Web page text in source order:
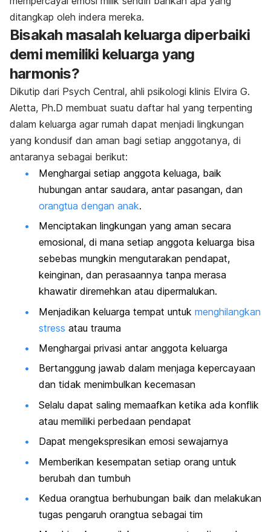
ditangkap oleh indera mereka.
Bisakah masalah keluarga diperbaiki
demi memiliki keluarga yang
harmonis?
Dikutip dari Psych Central, ahli psikologi klinis Elvira G.
Aletta, Ph.D membuat suatu daftar hal yang terpenting
dalam keluarga agar rumah dapat menjadi lingkungan
yang kondusif dan aman bagi setiap anggotanya, di
antaranya sebagai berikut:
Menghargai setiap anggota keluaga, baik
hubungan antar saudara, antar pasangan, dan
orangtua dengan anak.
Menciptakan lingkungan yang aman secara
emosional, di mana setiap anggota keluarga bisa
sebebas mungkin mengutarakan pendapat,
keinginan, dan perasaannya tanpa merasa
khawatir diremehkan atau dipermalukan.
Menjadikan keluarga tempat untuk menghilangkan
stress atau trauma
Menghargai privasi antar anggota keluarga
Bertanggung jawab dalam menjaga kepercayaan
dan tidak menimbulkan kecemasan
Selalu dapat saling memaafkan ketika ada konflik
atau memiliki perbedaan pendapat
Dapat mengekspresikan emosi sewajarnya
Memberikan kesempatan setiap orang untuk
berubah dan tumbuh
Kedua orangtua berhubungan baik dan melakukan
tugas pengaruh orangtua sebagai tim